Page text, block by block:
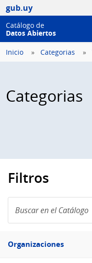
gub.uy
Catálogo de
Datos Abiertos
Inicio Categorias
Categorias
Filtros
en
el
Filtro
Organizaciones
Organizaciones